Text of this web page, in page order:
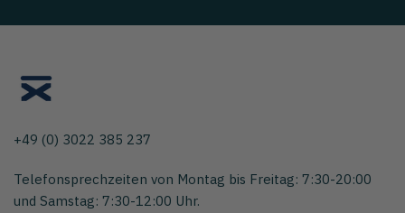
+49 (0) 3022 385 237
Telefonsprechzeiten von Montag bis Freitag: 7:30-20:00
und Samstag: 7:30-12:00 Uhr.